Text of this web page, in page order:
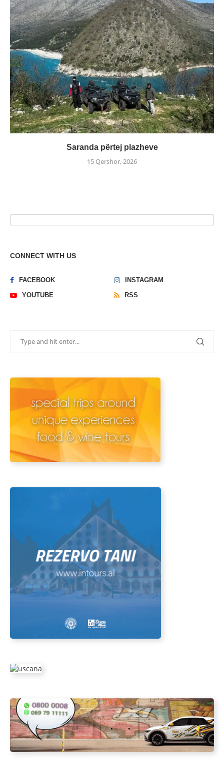
Saranda përtej plazheve
15 Qershor, 2026
CONNECT WITH US
FACEBOOK
INSTAGRAM
YOUTUBE
RSS